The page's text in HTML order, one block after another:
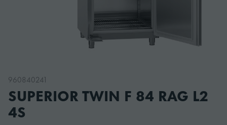
960840241
SUPERIOR TWIN F 84 RAG L2
4S